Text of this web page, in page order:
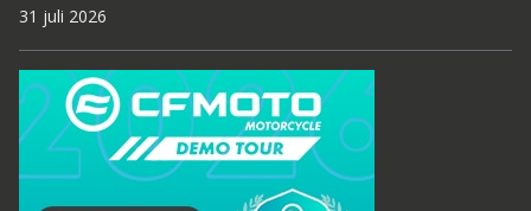
31 juli 2026